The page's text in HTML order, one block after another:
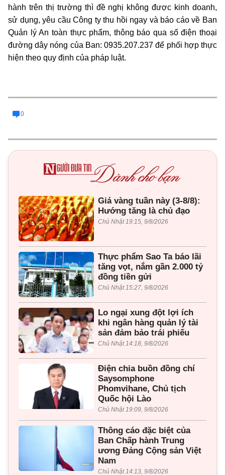
hành trên thị trường thì đề nghị không được kinh doanh,
sử dụng, yêu cầu Công ty thu hồi ngay và báo cáo về Ban
Quản lý An toàn thực phẩm, thông báo qua số điện thoại
đường dây nóng của Ban: 0935.207.237 để phối hợp thực
hiện theo quy định của pháp luật.
0
Giá vàng tuần này (3-8/8):
Hướng tăng là chủ đạo
Chủ Nhật 19:15, 9/8/2026
Thực phẩm Sao Ta báo lãi
tăng vọt, nắm gần 2.000 tỷ
đồng tiền gửi
Chủ Nhật 15:27, 9/8/2026
Lo ngại xung đột lợi ích
khi ngân hàng quản lý tài
sản đảm bảo trái phiếu
Chủ Nhật 14:18, 9/8/2026
Điện chia buồn đồng chí
Saysomphone
Phomvihane, Chủ tịch
Quốc hội Lào
Chủ Nhật 19:09, 9/8/2026
Thông cáo đặc biệt của
Ban Chấp hành Trung
ương Đảng Cộng sản Việt
Nam
Chủ Nhật 14:13, 9/8/2026